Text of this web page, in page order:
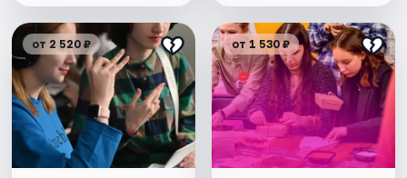
от 2 520 ₽ от 1 530 ₽